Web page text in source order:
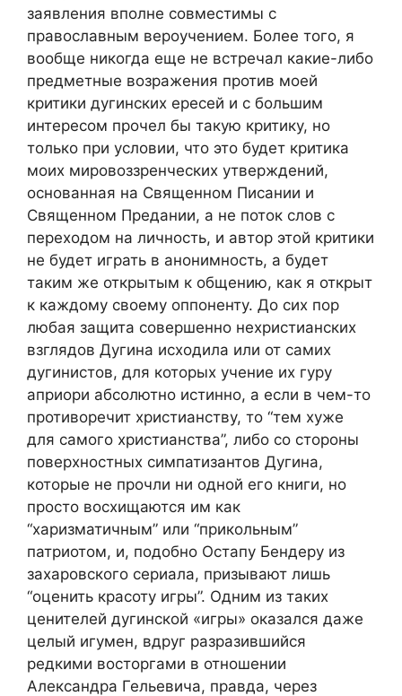
заявления вполне совместимы с
православным вероучением. Более того, я
вообще никогда еще не встречал какие-либо
предметные возражения против моей
критики дугинских ересей и с большим
интересом прочел бы такую критику, но
только при условии, что это будет критика
моих мировоззренческих утверждений,
основанная на Священном Писании и
Священном Предании, а не поток слов с
переходом на личность, и автор этой критики
не будет играть в анонимность, а будет
таким же открытым к общению, как я открыт
к каждому своему оппоненту. До сих пор
любая защита совершенно нехристианских
взглядов Дугина исходила или от самих
дугинистов, для которых учение их гуру
априори абсолютно истинно, а если в чем-то
противоречит христианству, то “тем хуже
для самого христианства”, либо со стороны
поверхностных симпатизантов Дугина,
которые не прочли ни одной его книги, но
просто восхищаются им как
“харизматичным” или “прикольным”
патриотом, и, подобно Остапу Бендеру из
захаровского сериала, призывают лишь
“оценить красоту игры”. Одним из таких
ценителей дугинской «игры» оказался даже
целый игумен, вдруг разразившийся
редкими восторгами в отношении
Александра Гельевича, правда, через